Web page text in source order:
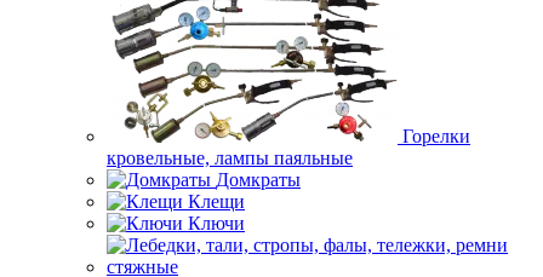
Горелки
кровельные, лампы паяльные
Домкраты
Клещи
Ключи